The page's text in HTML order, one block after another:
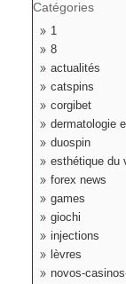
Catégories
1
8
actualités
catspins
corgibet
dermatologie
duospin
esthétique du
forex news
games
giochi
injections
lèvres
novos-